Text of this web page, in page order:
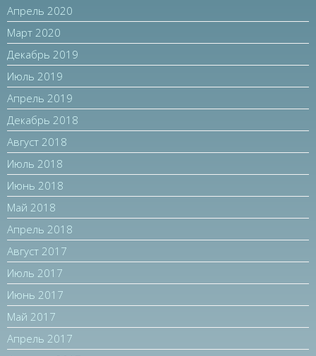
Апрель 2020
Март 2020
Декабрь 2019
Июль 2019
Апрель 2019
Декабрь 2018
Август 2018
Июль 2018
Июнь 2018
Май 2018
Апрель 2018
Август 2017
Июль 2017
Июнь 2017
Май 2017
Апрель 2017